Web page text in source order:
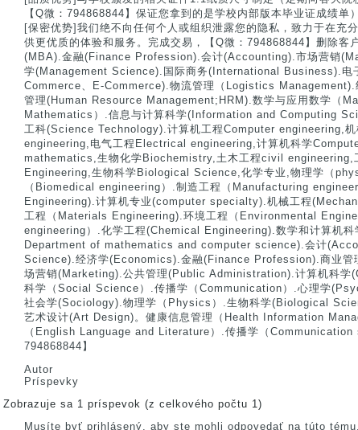
【Q微：794868844】保证您拿到的是学校内部版本毕业证成绩单
[保密优势]我们绝不向任何个人或组织泄露您的隐私，致力于在充
供更优质的体验和服务。完成交易，【Q微：794868844】删除
(MBA).金融(Finance Profession).会计(Accounting).市场营销
学(Management Science).国际商务(International Business).电
Commerce、E-Commerce).物流管理（Logistics
管理(Human Resource Management;HRM).数学与应用数学（
Mathematics）.信息与计算科学(Information and Computing
工科(Science Technology).计算机工程Computer engineering,
engineering,电气工程Electrical engineering,计算机科学
mathematics,生物化学Biochemistry,土木工程civil engineering,
Engineering,生物科学Biological Science,化学专业,物理学（
（Biomedical engineering）.制造工程（Manufacturing
Engineering).计算机专业(computer specialty).机械工程
工程（Materials Engineering).环境工程（Environmental
engineering）.化学工程(Chemical Engineering).数学和计算机科
Department of mathematics and computer science).会计
Science).经济学(Economics).金融(Finance Profession).商业
场营销(Marketing).公共管理(Public Administration).计算机科学
科学（Social Science）.传播学（Communication）.心理学
社会学(Sociology).物理学（Physics）.生物科学(Biological
艺术设计(Art Design)。健康信息管理（Health Information
（English Language and Literature）.传播学（
794868844】
Autor
Príspevky
Zobrazuje sa 1 príspevok (z celkového počtu 1)
Musíte byť prihlásený, aby ste mohli odpovedať na túto